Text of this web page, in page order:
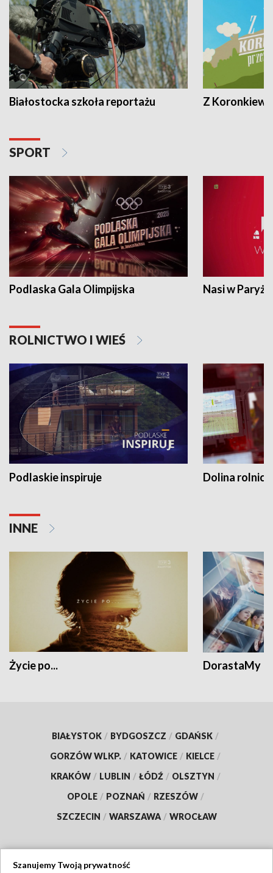
Białostocka szkoła reportażu Z
SPORT
Podlaska Gala Olimpijska Nasi w Paryżu
ROLNICTWO I WIEŚ
Podlaskie inspiruje Dolina
INNE
Życie po... DorastaMy
BIAŁYSTOK / BYDGOSZCZ / GDAŃSK /
GORZÓW WLKP. / KATOWICE / KIELCE /
KRAKÓW / LUBLIN / ŁÓDŹ / OLSZTYN /
OPOLE / POZNAŃ / RZESZÓW /
SZCZECIN / WARSZAWA / WROCŁAW
Szanujemy Twoją prywatność